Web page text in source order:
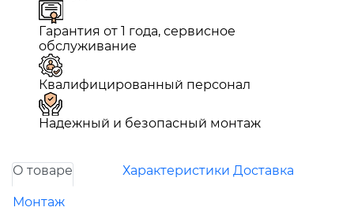
Гарантия от 1 года, сервисное
обслуживание
Квалифицированный персонал
Надежный и безопасный монтаж
О товаре Характеристики Доставка
Монтаж